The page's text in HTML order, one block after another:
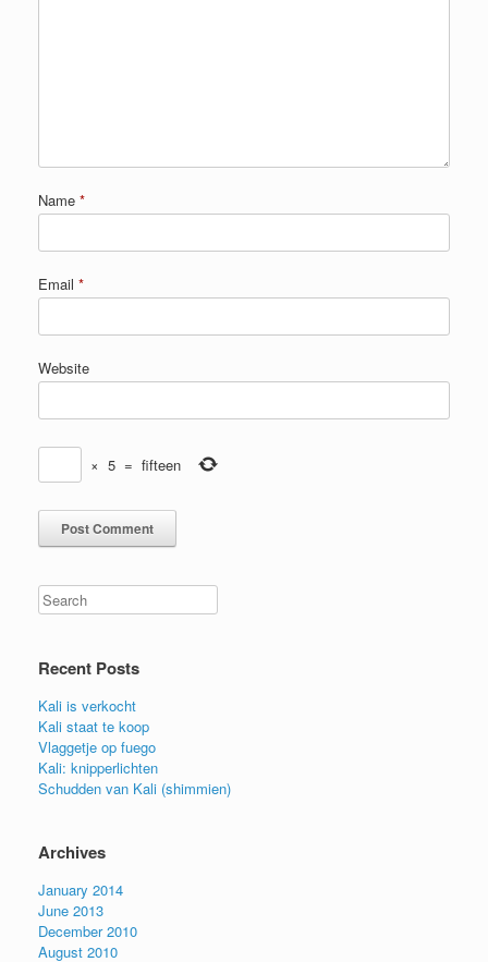
Name *
Email *
Website
× 5 = fifteen
Search
Recent Posts
Kali is verkocht
Kali staat te koop
Vlaggetje op fuego
Kali: knipperlichten
Schudden van Kali (shimmien)
Archives
January 2014
June 2013
December 2010
August 2010